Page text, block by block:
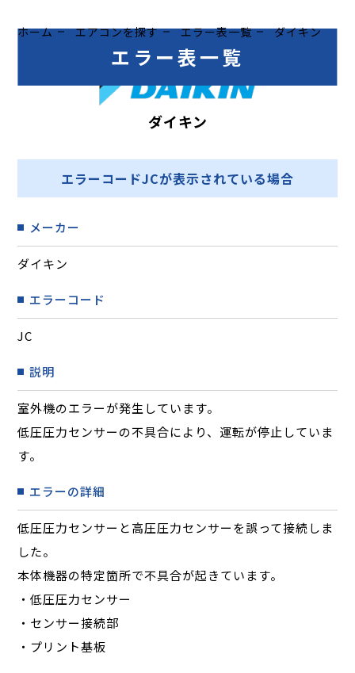
エラー表一覧
ホーム エアコンを探す エラー表一覧 ダイキン
ダイキン
エラーコードJCが表示されている場合
メーカー
ダイキン
エラーコード
JC
説明
室外機のエラーが発生しています。
低圧圧力センサーの不具合により、運転が停止していま
す。
エラーの詳細
低圧圧力センサーと高圧圧力センサーを誤って接続しま
した。
本体機器の特定箇所で不具合が起きています。
・低圧圧力センサー
・センサー接続部
・プリント基板